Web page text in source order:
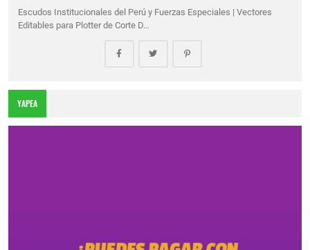
Escudos Institucionales del Perú y Fuerzas Especiales | Vectores
Editables para Plotter de Corte D…
YAPEA